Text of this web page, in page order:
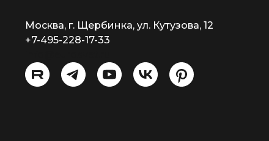
Москва, г. Щербинка, ул. Кутузова, 12
+7-495-228-17-33